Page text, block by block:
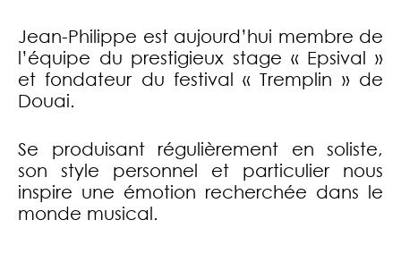
Jean-Philippe est aujourd’hui membre de
l’équipe du prestigieux stage « Epsival »
et fondateur du festival « Tremplin » de
Douai.
Se produisant régulièrement en soliste,
son style personnel et particulier nous
inspire une émotion recherchée dans le
monde musical.